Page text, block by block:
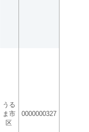
うる
ま市
区
0000000327